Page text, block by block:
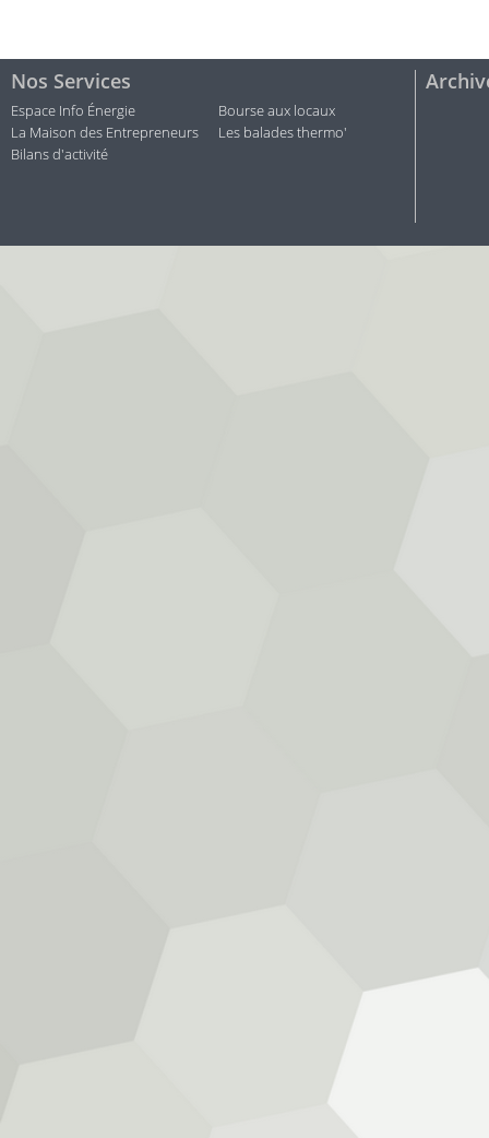
Nos Services
Espace Info Énergie
Bourse aux locaux
La Maison des Entrepreneurs
Les balades thermo'
Bilans d'activité